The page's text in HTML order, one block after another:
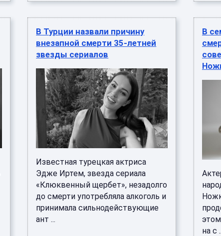
В Турции назвали причину
внезапной смерти 35-летней
звезды сериалов
Известная турецкая актриса
Эдже Иртем, звезда сериала
«Клюквенный щербет», незадолго
до смерти употребляла алкоголь и
принимала сильнодействующие
ант ...
В
на с